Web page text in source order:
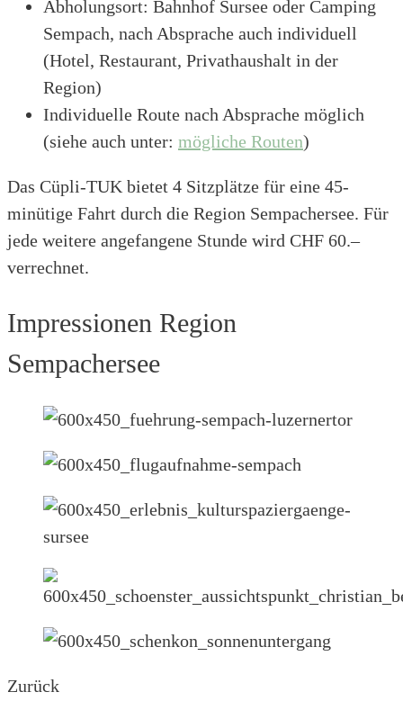
Abholungsort: Bahnhof Sursee oder Camping
Sempach, nach Absprache auch individuell
(Hotel, Restaurant, Privathaushalt in der
Region)
Individuelle Route nach Absprache möglich
(siehe auch unter: mögliche Routen)
Das Cüpli-TUK bietet 4 Sitzplätze für eine 45-
minütige Fahrt durch die Region Sempachersee. Für
jede weitere angefangene Stunde wird CHF 60.–
verrechnet.
Impressionen Region
Sempachersee
Zurück